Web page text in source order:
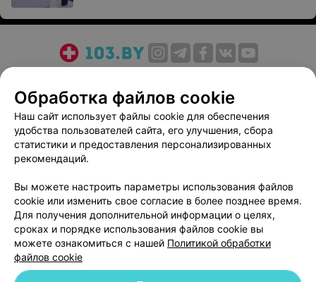
Медицинский маркетинг
Публичный договор
Пользовательское соглашение
Способы оплаты
Вакансии
Партнеры
Написать руководителю 103.by
Персональные настройки cookie
Обработка персональных данных
Обработка файлов cookie
Наш сайт использует файлы cookie для обеспечения
удобства пользователей сайта, его улучшения, сбора
статистики и предоставления персонализированных
рекомендаций.
Вы можете настроить параметры использования файлов
cookie или изменить свое согласие в более позднее время.
Для получения дополнительной информации о целях,
сроках и порядке использования файлов cookie вы
можете ознакомиться с нашей Политикой обработки
файлов cookie